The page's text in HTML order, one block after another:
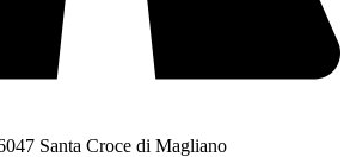
Santa Croce di Magliano